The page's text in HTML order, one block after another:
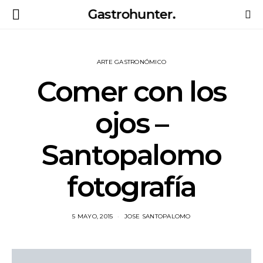
Gastrohunter.
ARTE GASTRONÓMICO
Comer con los
ojos –
Santopalomo
fotografía
5 MAYO, 2015 JOSE SANTOPALOMO